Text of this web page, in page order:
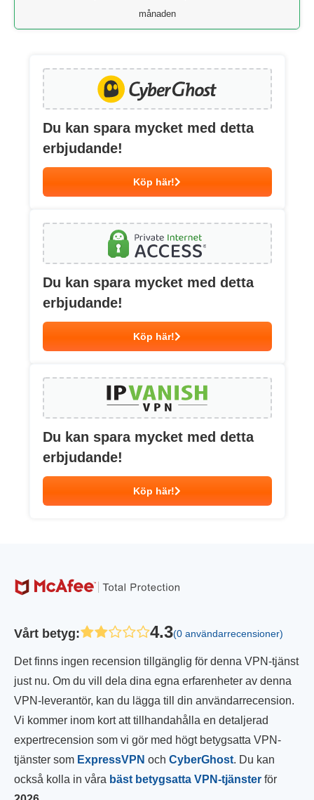
månaden
Du kan spara mycket med detta
erbjudande!
Köp här!
Du kan spara mycket med detta
erbjudande!
Köp här!
Du kan spara mycket med detta
erbjudande!
Köp här!
Vårt betyg: 4.3(0 användarrecensioner)
Det finns ingen recension tillgänglig för denna VPN-tjänst
just nu. Om du vill dela dina egna erfarenheter av denna
VPN-leverantör, kan du lägga till din användarrecension.
Vi kommer inom kort att tillhandahålla en detaljerad
expertrecension som vi gör med högt betygsatta VPN-
tjänster som ExpressVPN och CyberGhost. Du kan
också kolla in våra bäst betygsatta VPN-tjänster för